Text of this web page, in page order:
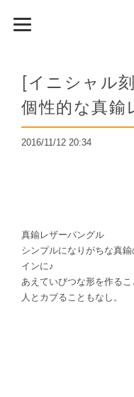
[イニシャル
個性的な真鍮
2016/11/12 20:34
真鍮レザーバングル
シンプルになりがちな真
インに♪
あえていびつな形を作るこ
人とカブることもなし。